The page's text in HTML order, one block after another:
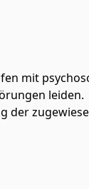
mit
leiden.
der